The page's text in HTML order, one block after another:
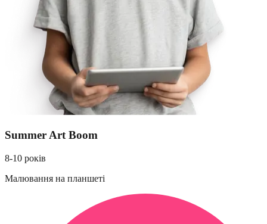
Summer Art Boom
8-10 років
Малювання на планшеті